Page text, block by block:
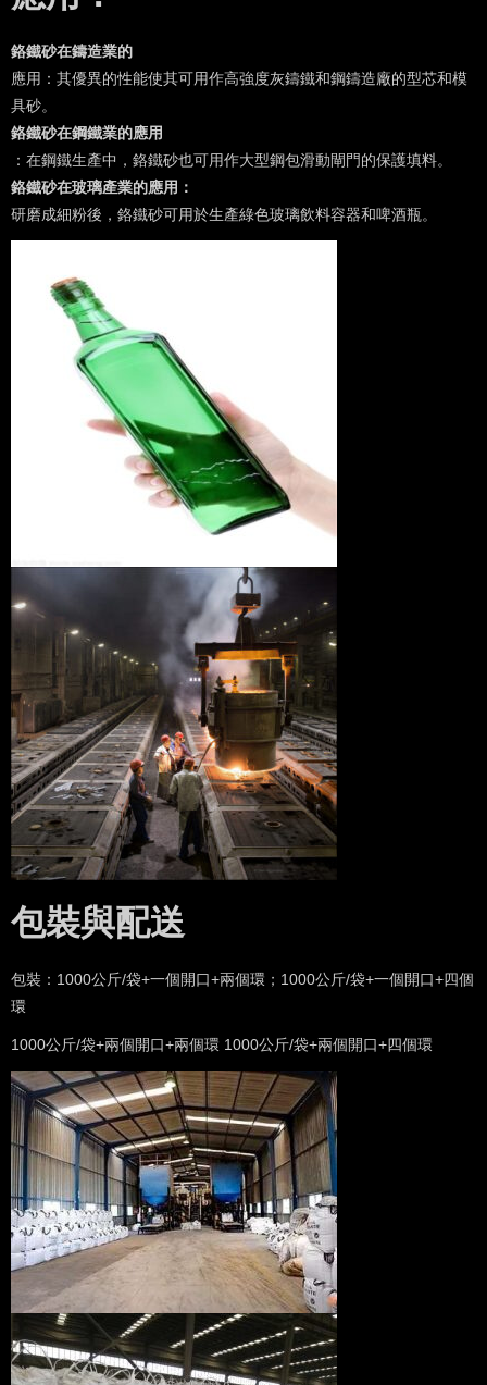
鉻鐵砂在鑄造業的
應用：其優異的性能使其可用作高強度灰鑄鐵和鋼鑄造廠的型芯和模
具砂。
鉻鐵砂在鋼鐵業的應用
：在鋼鐵生產中，鉻鐵砂也可用作大型鋼包滑動閘門的保護填料。
鉻鐵砂在玻璃產業的應用：
研磨成細粉後，鉻鐵砂可用於生產綠色玻璃飲料容器和啤酒瓶。
包裝與配送
包裝：1000公斤/袋+一個開口+兩個環；1000公斤/袋+一個開口+四個
環
1000公斤/袋+兩個開口+兩個環 1000公斤/袋+兩個開口+四個環